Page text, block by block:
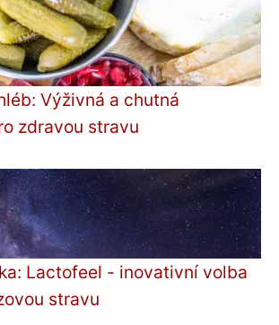
Výživná a chutná
zdravou stravu
Lactofeel - inovativní volba
stravu